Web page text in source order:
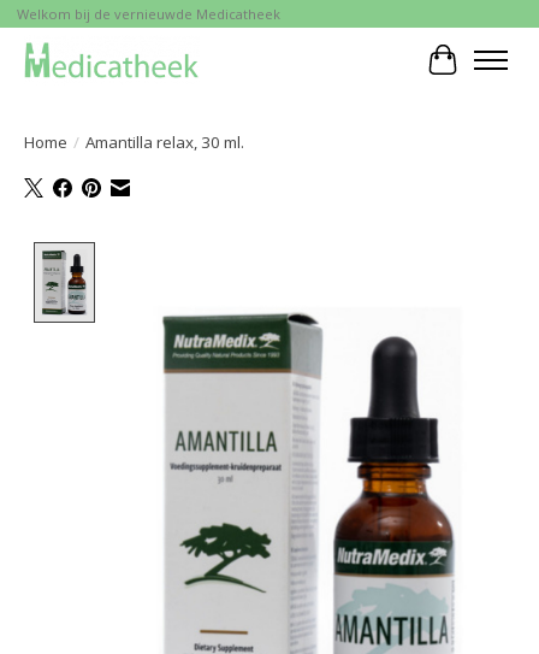
Welkom bij de vernieuwde Medicatheek
Home / Amantilla relax, 30 ml.